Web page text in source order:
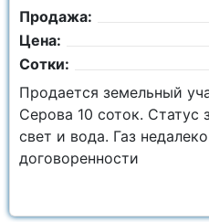
Продажа:
Цена:
Сотки:
Продается земельный
Серова 10 соток.
свет и вода. Газ
договоренности